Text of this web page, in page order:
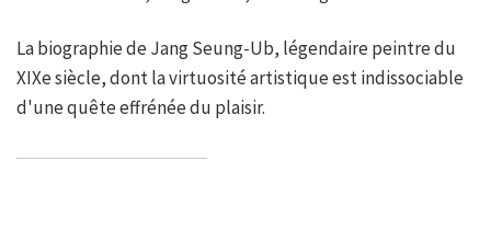
La biographie de Jang Seung-Ub, légendaire peintre du
XIXe siècle, dont la virtuosité artistique est indissociable
d'une quête effrénée du plaisir.